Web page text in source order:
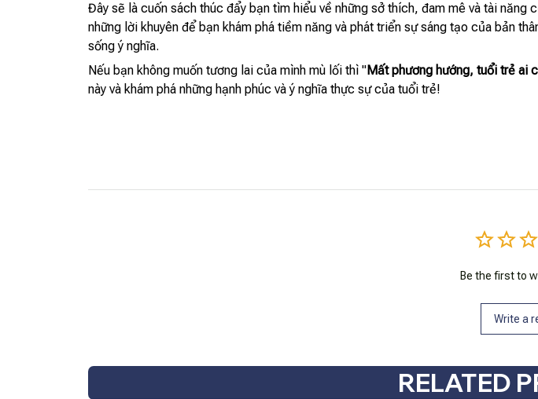
Đây sẽ là cuốn sách thúc đẩy bạn tìm hiểu về những sở thích, đam mê và tài
những lời khuyên để bạn khám phá tiềm năng và phát triển sự sáng tạo của bản
sống ý nghĩa.
Nếu bạn không muốn tương lai của mình mù lối thì "Mất phương hướng, tuổi trẻ ai
này và khám phá những hạnh phúc và ý nghĩa thực sự của tuổi trẻ!
Be the first to
Write a
RELATED